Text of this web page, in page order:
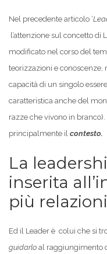
Nel precedente articolo ‘
l’attenzione sul concetto di
modificato nel corso del
teorizzazioni e conoscenze,
capacità di un singolo
caratteristica anche del
razze che vivono in
principalmente il contesto.
La
inserita
più
Ed il Leader è colui che si
guidarlo al raggiungimento